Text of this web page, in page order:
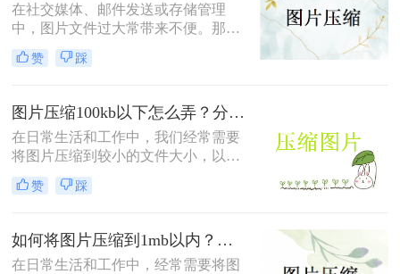
在社交媒体、邮件发送或存储管理
中，图片文件过大常带来不便。那么
如何压缩图片大小呢？本文整理了三
种简单有效的压缩方法，助您快速压
赞 踩
图片压缩100kb以下怎么弄？分享4个高效压缩方法！
在日常生活和工作中，我们经常需要
将图片压缩到较小的文件大小，以便
于上传、发送或存储。将图片压缩到
100KB以下是一个常见的需求。那么
将详细介绍几种实现这一目标的方
法。
赞 踩
如何将图片压缩到1mb以内？教你三种压缩方法！
在日常生活和工作中，经常需要将图